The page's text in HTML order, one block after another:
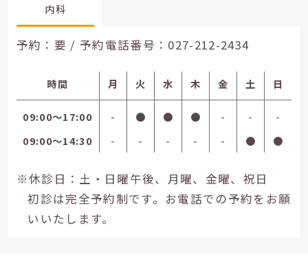
内科
予約：要 / 予約電話番号： 027-212-2434
時間 月 火 水 木 金 土 日
09:00〜17:00 - ● ● ● - -
-
09:00〜14:30
- - - - - ● ●
※休診日：土・日曜午後、月曜、金曜、祝日
初診は完全予約制です。お電話での予約をお願
いいたします。